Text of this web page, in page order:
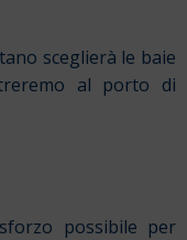
sceglierà le baie
al porto di
possibile per